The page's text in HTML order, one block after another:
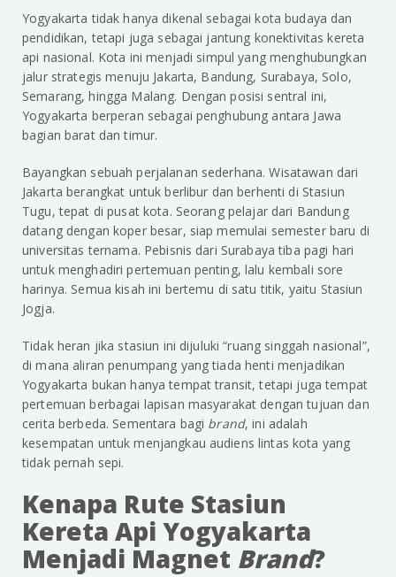
Yogyakarta tidak hanya dikenal sebagai kota budaya dan
pendidikan, tetapi juga sebagai jantung konektivitas kereta
api nasional. Kota ini menjadi simpul yang menghubungkan
jalur strategis menuju Jakarta, Bandung, Surabaya, Solo,
Semarang, hingga Malang. Dengan posisi sentral ini,
Yogyakarta berperan sebagai penghubung antara Jawa
bagian barat dan timur.
Bayangkan sebuah perjalanan sederhana. Wisatawan dari
Jakarta berangkat untuk berlibur dan berhenti di Stasiun
Tugu, tepat di pusat kota. Seorang pelajar dari Bandung
datang dengan koper besar, siap memulai semester baru di
universitas ternama. Pebisnis dari Surabaya tiba pagi hari
untuk menghadiri pertemuan penting, lalu kembali sore
harinya. Semua kisah ini bertemu di satu titik, yaitu Stasiun
Jogja.
Tidak heran jika stasiun ini dijuluki “ruang singgah nasional”,
di mana aliran penumpang yang tiada henti menjadikan
Yogyakarta bukan hanya tempat transit, tetapi juga tempat
pertemuan berbagai lapisan masyarakat dengan tujuan dan
cerita berbeda. Sementara bagi brand, ini adalah
kesempatan untuk menjangkau audiens lintas kota yang
tidak pernah sepi.
Kenapa Rute Stasiun
Kereta Api Yogyakarta
Menjadi Magnet Brand?